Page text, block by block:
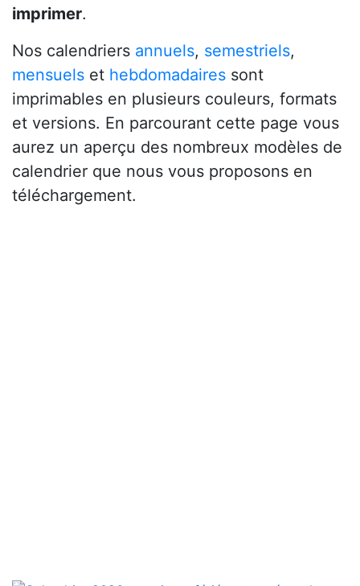
imprimer.
Nos calendriers annuels, semestriels,
mensuels et hebdomadaires sont
imprimables en plusieurs couleurs, formats
et versions. En parcourant cette page vous
aurez un aperçu des nombreux modèles de
calendrier que nous vous proposons en
téléchargement.